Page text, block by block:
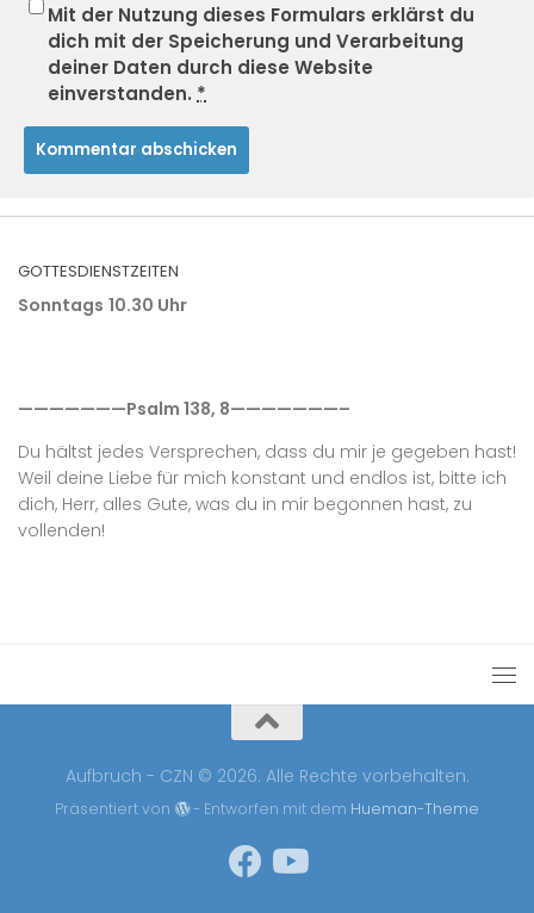
Mit der Nutzung dieses Formulars erklärst du
dich mit der Speicherung und Verarbeitung
deiner Daten durch diese Website
einverstanden. *
GOTTESDIENSTZEITEN
Sonntags 10.30 Uhr
———————Psalm 138, 8———————–
Du hältst jedes Versprechen, dass du mir je gegeben hast!
Weil deine Liebe für mich konstant und endlos ist, bitte ich
dich, Herr, alles Gute, was du in mir begonnen hast, zu
vollenden!
Aufbruch - CZN © 2026. Alle Rechte vorbehalten.
Präsentiert von - Entworfen mit dem Hueman-Theme